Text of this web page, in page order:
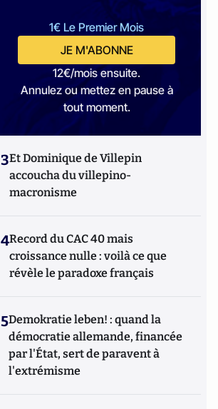
1€ Le Premier Mois
JE M'ABONNE
12€/mois ensuite.
Annulez ou mettez en pause à
tout moment.
3Et Dominique de Villepin
accoucha du villepino-
macronisme
4Record du CAC 40 mais
croissance nulle : voilà ce que
révèle le paradoxe français
5Demokratie leben! : quand la
démocratie allemande, financée
par l'État, sert de paravent à
l'extrémisme